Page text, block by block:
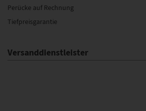
Perücke auf Rechnung
Tiefpreisgarantie
Versanddienstleister